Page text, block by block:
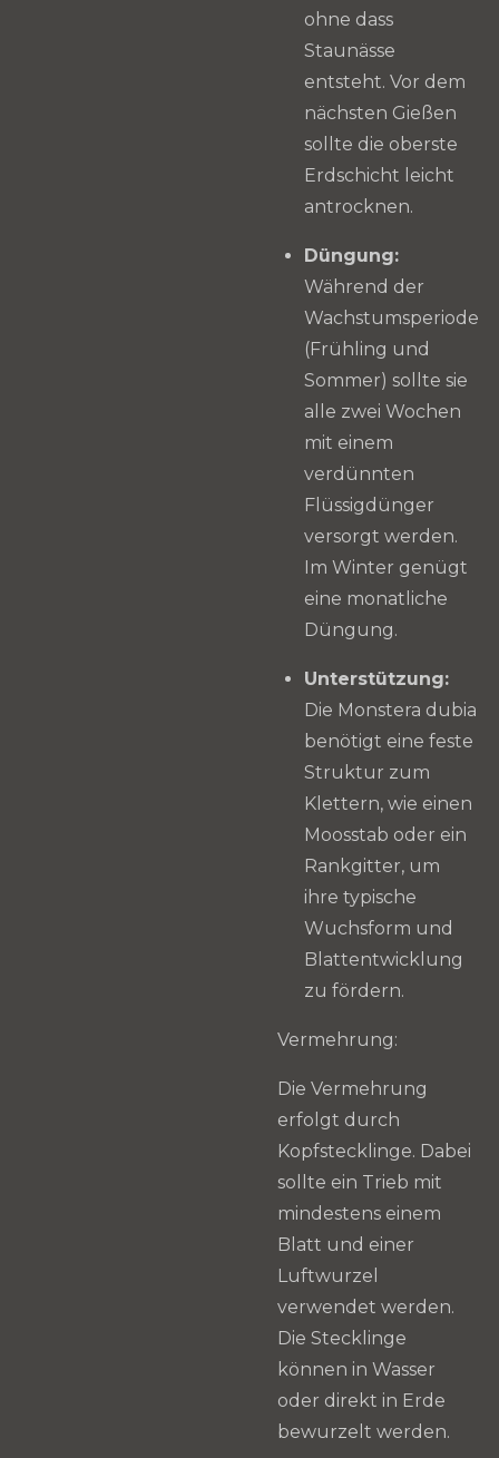
ohne dass
Staunässe
entsteht. Vor dem
nächsten Gießen
sollte die oberste
Erdschicht leicht
antrocknen.
Düngung:
Während der
Wachstumsperiode
(Frühling und
Sommer) sollte sie
alle zwei Wochen
mit einem
verdünnten
Flüssigdünger
versorgt werden.
Im Winter genügt
eine monatliche
Düngung.
Unterstützung:
Die Monstera dubia
benötigt eine feste
Struktur zum
Klettern, wie einen
Moosstab oder ein
Rankgitter, um
ihre typische
Wuchsform und
Blattentwicklung
zu fördern.
Vermehrung:
Die Vermehrung
erfolgt durch
Kopfstecklinge. Dabei
sollte ein Trieb mit
mindestens einem
Blatt und einer
Luftwurzel
verwendet werden.
Die Stecklinge
können in Wasser
oder direkt in Erde
bewurzelt werden.